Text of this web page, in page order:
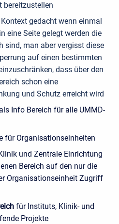
bereitzustellen
gedacht wenn einmal
eine Seite gelegt werden die
sind, man aber vergisst diese
auf einen bestimmten
dass über den
schon eine
und Schutz erreicht wird
Info Bereich für alle UMMD-
für Organisationseinheiten
und Zentrale Einrichtung
Bereich auf den nur die
Organisationseinheit Zugriff
für Instituts, Klinik- und
Projekte